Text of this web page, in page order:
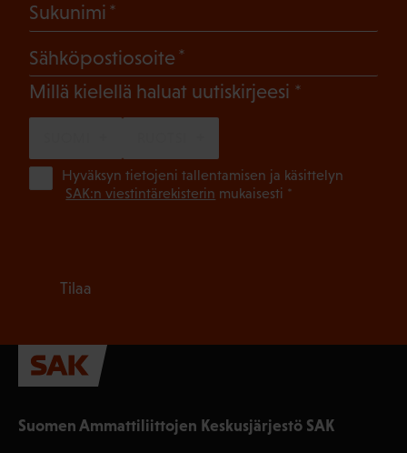
Suomen Ammattiliittojen Keskusjärjestö SAK
Sukunimi
Sähköpostiosoite
Millä kielellä haluat uutiskirjeesi (Pakollinen)
Hyväksyn tietojeni tallentamisen ja käsittelyn
SAK:n viestintärekisterin mukaisesti *
Tilaa